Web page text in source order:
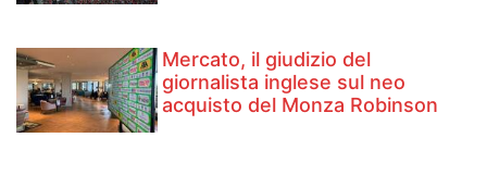
Mercato, il giudizio del
giornalista inglese sul neo
acquisto del Monza Robinson